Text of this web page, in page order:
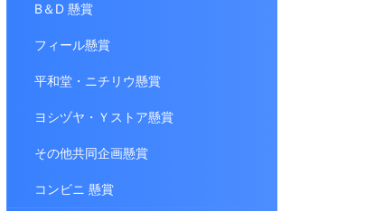
B＆D 懸賞
フィール懸賞
平和堂・ニチリウ懸賞
ヨシヅヤ・Ｙストア懸賞
その他共同企画懸賞
コンビニ 懸賞